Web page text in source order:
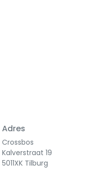
Adres
Crossbos
Kalverstraat 19
5011XK Tilburg